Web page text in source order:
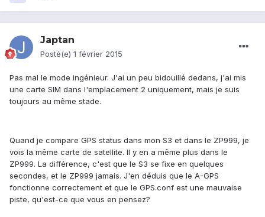
Japtan
Posté(e) 1 février 2015
Pas mal le mode ingénieur. J'ai un peu bidouillé dedans, j'ai mis
une carte SIM dans l'emplacement 2 uniquement, mais je suis
toujours au même stade.
Quand je compare GPS status dans mon S3 et dans le ZP999, je
vois la même carte de satellite. Il y en a même plus dans le
ZP999. La différence, c'est que le S3 se fixe en quelques
secondes, et le ZP999 jamais. J'en déduis que le A-GPS
fonctionne correctement et que le GPS.conf est une mauvaise
piste, qu'est-ce que vous en pensez?